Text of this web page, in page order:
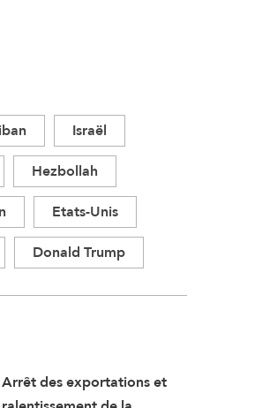
Israël
Hezbollah
Etats-Unis
Donald Trump
Arrêt des exportations et